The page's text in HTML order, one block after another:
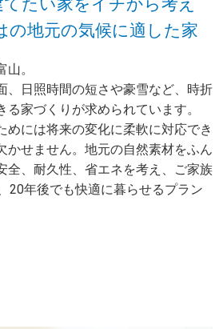
の地元の気候に適した家
。
、日照時間の短さや豪雪など、時折
る家づくりが求められています。
めには将来の変化に柔軟に対応でき
かせません。地元の自然素材をふん
全、耐久性、省エネを考え、ご家族
20年後でも快適に暮らせるプラン